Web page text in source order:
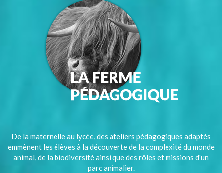
De la maternelle au lycée, des ateliers pédagogiques adaptés
emmènent les élèves à la découverte de la complexité du monde
animal, de la biodiversité ainsi que des rôles et missions d'un
parc animalier.